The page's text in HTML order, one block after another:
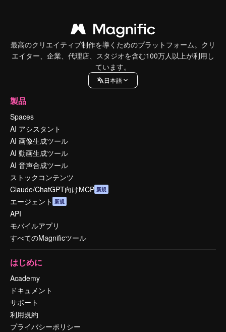
最高のクリエイティブ制作を導くためのプラットフォーム。クリ
エイター、企業、代理店、スタジオを含む100万人以上が利用し
ています。
日本語
製品
Spaces
AI アシスタント
AI 画像生成ツール
AI 動画生成ツール
AI 音声合成ツール
ストックコンテンツ
Claude/ChatGPT向けMCP 新規
エージェント 新規
API
モバイルアプリ
すべてのMagnificツール
はじめに
Academy
ドキュメント
サポート
利用規約
プライバシーポリシー